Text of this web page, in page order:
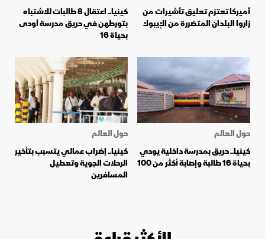
أميركا تعتزم تعليق تأشيرات من
زاروا البلدان المتضررة من الإيبولا
كينيا.. اعتقال 8 طالبات للاشتباه
بتورطهن في حريق مدرسة أودى
بحياة 16
حول العالم
كينيا.. حريق بمدرسة داخلية يودي
بحياة 16 طالبة وإصابة أكثر من 100
حول العالم
كينيا.. إضراب عمالي يتسبب بتأخير
الرحلات الجوية وتعطيل
المسافرين